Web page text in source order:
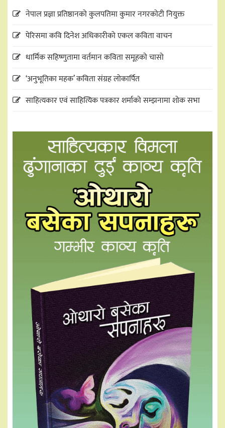
नेपाल प्रज्ञा प्रतिष्ठानको कुलपतिमा कुमार नगरकोटी नियुक्त
पेरिसमा कवि दिनेश अधिकारीको एकल कविता वाचन
धार्मिक सहिष्णुतामा वर्तमान कविता समूहको चासो
‘अनुभूतिका महक’ कविता संग्रह लोकार्पित
साहित्यकार एवं साहित्यिक पत्रकार शर्माको सम्झनामा शोक सभा